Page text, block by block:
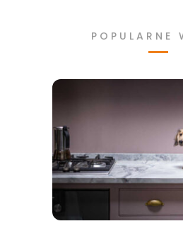
POPULARNE